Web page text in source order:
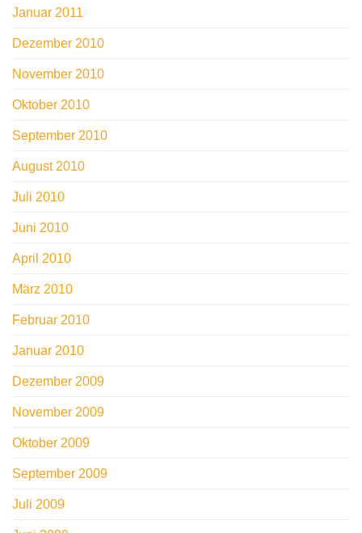
Januar 2011
Dezember 2010
November 2010
Oktober 2010
September 2010
August 2010
Juli 2010
Juni 2010
April 2010
März 2010
Februar 2010
Januar 2010
Dezember 2009
November 2009
Oktober 2009
September 2009
Juli 2009